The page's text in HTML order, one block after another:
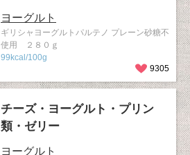
ヨーグルト
ギリシャヨーグルトパルテノ プレーン砂糖不
使用 ２８０ｇ
99kcal/100g
9305
チーズ・ヨーグルト・プリン
類・ゼリー
ヨーグルト